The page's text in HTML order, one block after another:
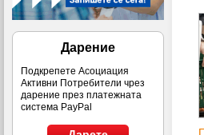
Дарение
Подкрепете Асоциация
Активни Потребители чрез
дарение през платежната
система PayPal